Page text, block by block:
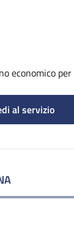
economico
al servizio